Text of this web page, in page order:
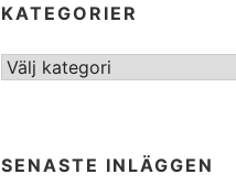
KATEGORIER
Kategorier
SENASTE INLÄGGEN